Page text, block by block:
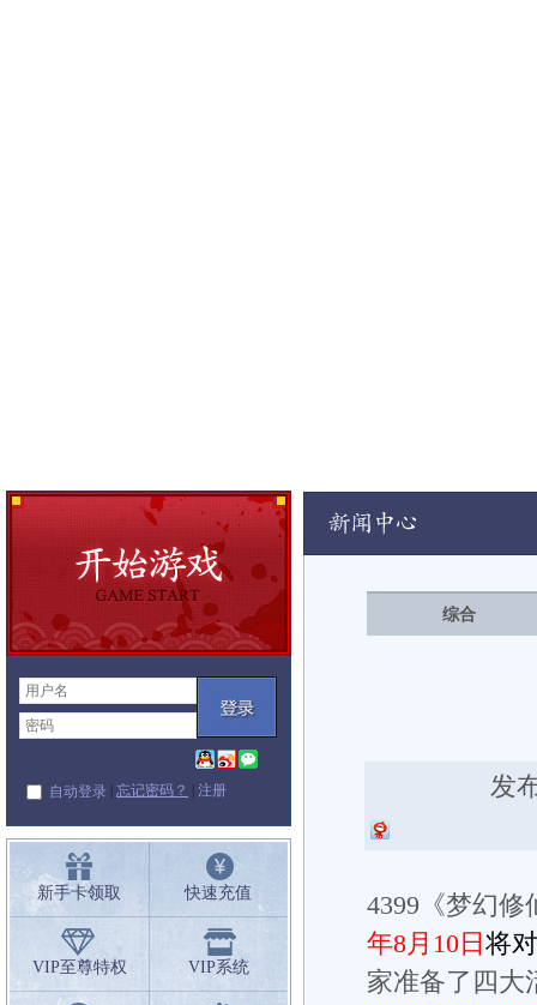
自动登录 | 忘记密码？ | 注册
新手卡领取 快速充值
VIP至尊特权 VIP系统
闻
综合
发
4399《梦幻
年8月10日 将对
家准备了四大